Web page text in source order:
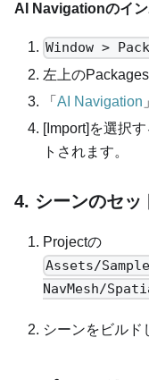
AI Navigationのイ
Window >
左上の
「 AI Navigation
[Import]を選択
トされます。
4. シーンのセッ
Projectの
Assets/
NavMesh/
シーンをビルド